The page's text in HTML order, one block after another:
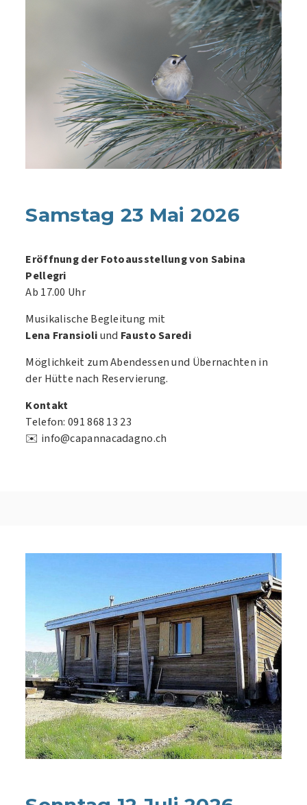
Samstag 23 Mai 2026
Eröffnung der Fotoausstellung von Sabina
Pellegri
Ab 17.00 Uhr
Musikalische Begleitung mit
Lena Fransioliund Fausto Saredi
Möglichkeit zum Abendessen und Übernachten in
der Hütte nach Reservierung.
Kontakt
Telefon: 091 868 13 23
✉️ info@capannacadagno.ch